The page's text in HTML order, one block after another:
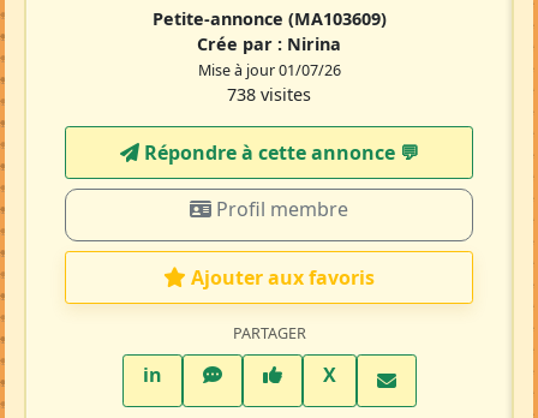
Petite-annonce (MA103609)
Crée par : Nirina
Mise à jour 01/07/26
738 visites
Répondre à cette annonce 💬​
Profil membre
Ajouter aux favoris
PARTAGER
inLinkedInWhatsAppFacebook
XTwitter X